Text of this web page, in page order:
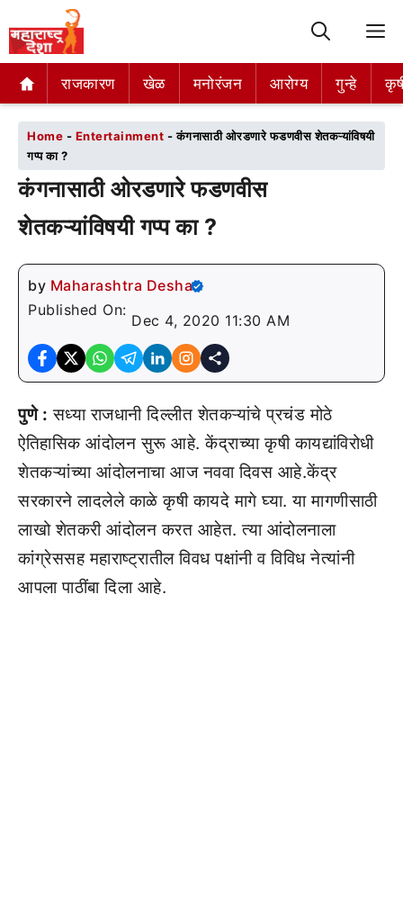
राजकारण खेळ मनोरंजन आरोग्य गुन्हे
राजकारण खेळ मनोरंजन आरोग्य गुन्हे
Home - Entertainment -कंगनासाठी ओरडणारे फडणवीस शेतकऱ्यांविषयी
गप्प का ?
कंगनासाठी ओरडणारे फडणवीस
शेतकऱ्यांविषयी गप्प का ?
by Maharashtra Desha
Published On:
Dec 4, 2020 11:30 AM
पुणे : सध्या राजधानी दिल्लीत शेतकऱ्यांचे प्रचंड मोठे
ऐतिहासिक आंदोलन सुरू आहे. केंद्राच्या कृषी कायद्यांविरोधी
शेतकऱ्यांच्या आंदोलनाचा आज नववा दिवस आहे.केंद्र
सरकारने लादलेले काळे कृषी कायदे मागे घ्या. या मागणीसाठी
लाखो शेतकरी आंदोलन करत आहेत. त्या आंदोलनाला
कांग्रेससह महाराष्ट्रातील विवध पक्षांनी व विविध नेत्यांनी
आपला पाठींबा दिला आहे.